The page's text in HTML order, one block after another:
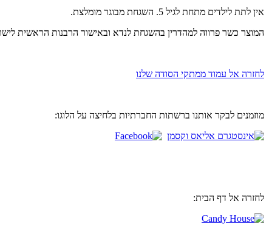
אין לתת לילדים מתחת לגיל 5. השגחת מבוגר מומלצת.
המוצר כשר פרווה למהדרין בהשגחת לנדא ובאישור הרבנות הראשית
לחזרה אל עמוד ממתקי הסודה שלנו
מוזמנים לבקר אותנו ברשתות החברתיות בלחיצה על הלוגו:
לחזרה אל דף הבית: